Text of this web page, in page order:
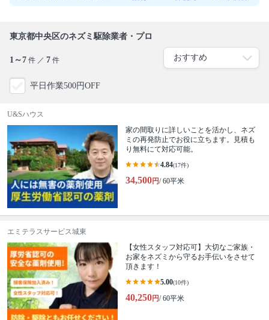
東京都中央区のネズミ駆除業者・プロ
1～7 件 ／ 7 件
平日作業500円OFF
U&Sハウス
家の間取りに詳しいことを活かし、ネズ
ミの再発防止でお役に立ちます。見積も
り無料にて対応可能。
4.84(17件)
34,500円/ 60平米
エミテラスサービス城東
【女性スタッフ対応可】大切なご家族・
お家をネズミから守るお手伝いをさせて
頂きます！
5.00(10件)
40,250円/ 60平米